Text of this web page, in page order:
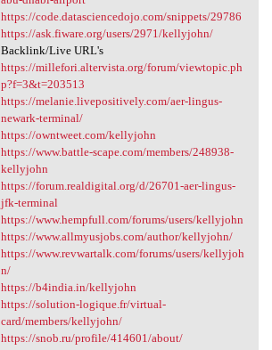
https://code.datasciencedojo.com/snippets/29786
https://ask.fiware.org/users/2971/kellyjohn/
Backlink/Live URL's
https://millefori.altervista.org/forum/viewtopic.ph
p?f=3&t=203513
https://melanie.livepositively.com/aer-lingus-
newark-terminal/
https://owntweet.com/kellyjohn
https://www.battle-scape.com/members/248938-
kellyjohn
https://forum.realdigital.org/d/26701-aer-lingus-
jfk-terminal
https://www.hempfull.com/forums/users/kellyjohn
https://www.allmyusjobs.com/author/kellyjohn/
https://www.revwartalk.com/forums/users/kellyjoh
n/
https://b4india.in/kellyjohn
https://solution-logique.fr/virtual-
card/members/kellyjohn/
https://snob.ru/profile/414601/about/